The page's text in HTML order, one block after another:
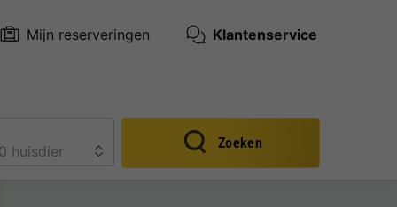
Mijn reserveringen Klantenservice
Zoeken